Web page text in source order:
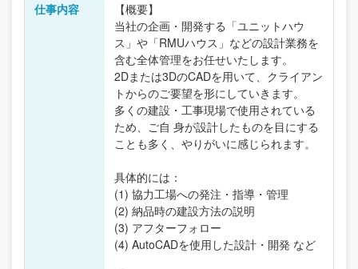
仕事内容
【概要】
当社の企画・開発する「ユニットハウ
ス」や「RMUハウス」などの設計業務を
含む全体管理をお任せいたします。
2Dまたは3DのCADを用いて、クライアン
トからのご要望を形にしていきます。
多くの建設・工事現場で使用されている
ため、ご自 身が設計したものを目にする
ことも多く、やりがいに感じられます。
具体的には：
(1) 協力工場への発注・指導・管理
(2) 納品時の建設方法の説明
(3) アフターフォロー
(4) AutoCADを使用した設計・開発 など